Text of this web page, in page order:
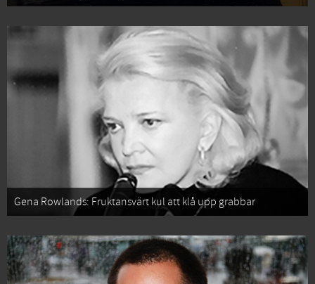
Gena Rowlands: Fruktansvärt kul att klå upp grabbar